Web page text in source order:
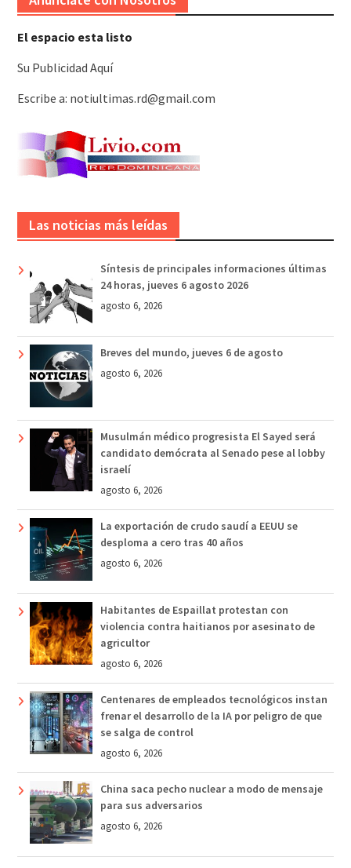
El espacio esta listo
Su Publicidad Aquí
Escribe a: notiultimas.rd@gmail.com
Las noticias más leídas
Síntesis de principales informaciones últimas
24 horas, jueves 6 agosto 2026
agosto 6, 2026
Breves del mundo, jueves 6 de agosto
agosto 6, 2026
Musulmán médico progresista El Sayed será
candidato demócrata al Senado pese al lobby
israelí
agosto 6, 2026
La exportación de crudo saudí a EEUU se
desploma a cero tras 40 años
agosto 6, 2026
Habitantes de Espaillat protestan con
violencia contra haitianos por asesinato de
agricultor
agosto 6, 2026
Centenares de empleados tecnológicos instan
frenar el desarrollo de la IA por peligro de que
se salga de control
agosto 6, 2026
China saca pecho nuclear a modo de mensaje
para sus adversarios
agosto 6, 2026